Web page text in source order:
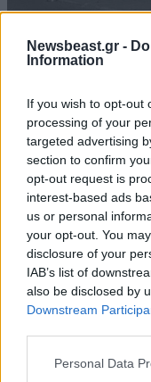
Newsbeast.gr -
Information
If you wish to opt-out
processing of your
targeted advertising
section to confirm
opt-out request is
interest-based ads
us or personal
your opt-out. You
disclosure of your
IAB’s list of
also be disclosed by
Downstream
Please note that this
Personal Data